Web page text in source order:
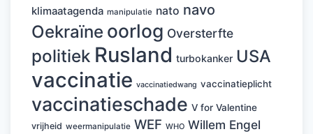
klimaatagenda manipulatie nato navo
Oekraïne oorlog Oversterfte
politiek Rusland turbokanker USA
vaccinatie vaccinatiedwang vaccinatieplicht
vaccinatieschade V for Valentine
vrijheid weermanipulatie WEF WHO Willem Engel